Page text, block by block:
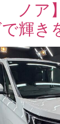
ノア
輝き